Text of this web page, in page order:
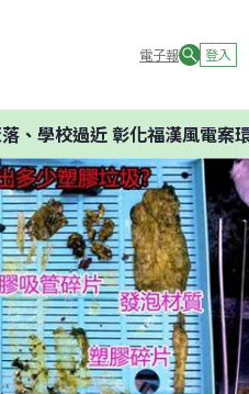
電子報 登入
校過近 彰化福漢風電案環委